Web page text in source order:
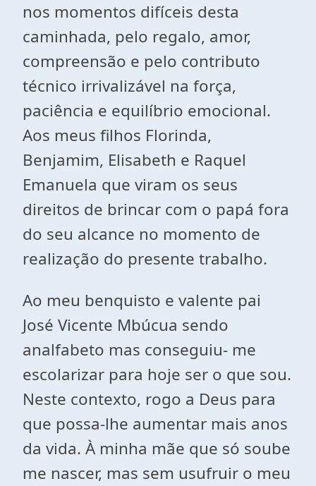
nos momentos difíceis desta
caminhada, pelo regalo, amor,
compreensão e pelo contributo
técnico irrivalizável na força,
paciência e equilíbrio emocional.
Aos meus filhos Florinda,
Benjamim, Elisabeth e Raquel
Emanuela que viram os seus
direitos de brincar com o papá fora
do seu alcance no momento de
realização do presente trabalho.
Ao meu benquisto e valente pai
José Vicente Mbúcua sendo
analfabeto mas conseguiu- me
escolarizar para hoje ser o que sou.
Neste contexto, rogo a Deus para
que possa-lhe aumentar mais anos
da vida. À minha mãe que só soube
me nascer, mas sem usufruir o meu